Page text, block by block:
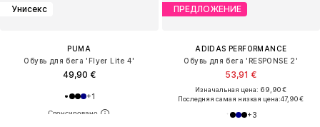
Унисекс
PUMA
Обувь для бега 'Flyer Lite 4'
49,90 €
+1
ПРЕДЛОЖЕНИЕ
ADIDAS PERFORMANCE
Обувь для бега 'RESPONSE 2'
53,91 €
Изначальная цена: 69,90 €
Последняя самая низкая цена:47,90 €
+3